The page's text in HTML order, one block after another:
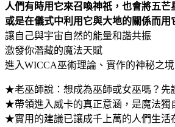
人們有時用它來召喚神祇，也會將五芒
或是在儀式中利用它與大地的關係而用
讓自己與宇宙自然的能量和諧共振
激發你潛藏的魔法天賦
進入WICCA巫術理論、實作的神秘之境
★老巫師說：想成為巫師或女巫嗎？先
★帶領進入威卡的真正意涵，是魔法獨
★實用的建議已讓成千上萬的人們生活